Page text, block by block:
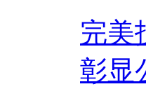
完美
彰显